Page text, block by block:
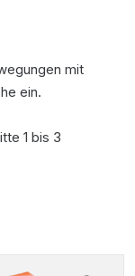
mit
ein.
1 bis 3